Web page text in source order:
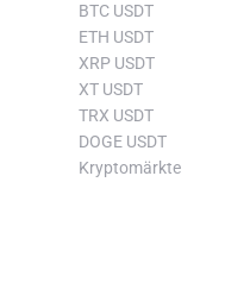
BTC USDT
ETH USDT
XRP USDT
XT USDT
TRX USDT
DOGE USDT
Kryptomärkte